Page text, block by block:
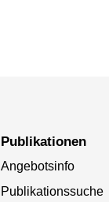
Publikationen
Angebotsinfo
Publikationssuche